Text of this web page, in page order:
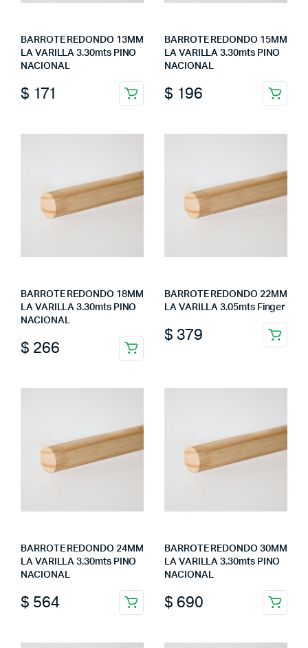
BARROTE REDONDO 13MM
LA VARILLA 3.30mts PINO
NACIONAL
$ 171
BARROTE REDONDO 15MM
LA VARILLA 3.30mts PINO
NACIONAL
$ 196
BARROTE REDONDO 18MM
LA VARILLA 3.30mts PINO
NACIONAL
$ 266
BARROTE REDONDO 22MM
LA VARILLA 3.05mts Finger
$ 379
BARROTE REDONDO 24MM
LA VARILLA 3.30mts PINO
NACIONAL
$ 564
BARROTE REDONDO 30MM
LA VARILLA 3.30mts PINO
NACIONAL
$ 690